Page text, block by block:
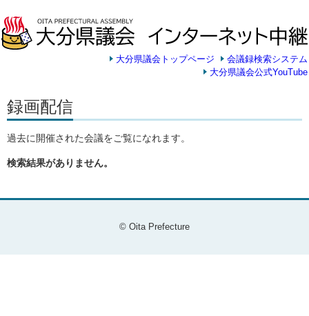
大分県議会トップページ
会議録検索システム
大分県議会公式YouTube
録画配信
過去に開催された会議をご覧になれます。
検索結果がありません。
© Oita Prefecture